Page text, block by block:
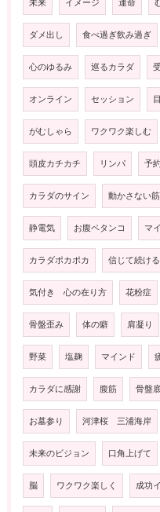
未来 イメージ 運命
ダメ出し 食べ過ぎ飲み過ぎ
心のゆるみ 巡るカラダ
オンライン セッション
がむしゃら ワクワク楽しむ
頭皮カチカチ リンパ 予
カラダのサイン 動かさない
静電気 お腹ペタンコ マ
カラダポカポカ 信じて続ける
気付き 心の在り方 花粉症
骨盤歪み 体の癖 肩凝り
野菜 塩麹 マインド
カラダに感謝 腹筋 骨盤
お墓参り 河津桜 三浦海岸
未来のビジョン 口角上げて
脳 ワクワク楽しく 成功